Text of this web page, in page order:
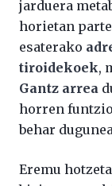
jarduera
horietan
esaterako
tiroidekoek,
Gantz arrea
horren
behar
Eremu